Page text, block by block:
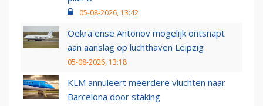
05-08-2026, 13:42
Oekraïense Antonov mogelijk ontsnapt
aan aanslag op luchthaven Leipzig
05-08-2026, 13:18
KLM annuleert meerdere vluchten naar
Barcelona door staking